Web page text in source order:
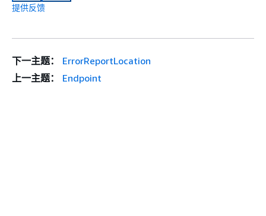
提供反馈
下一主题：
ErrorReportLocation
上一主题：
Endpoint